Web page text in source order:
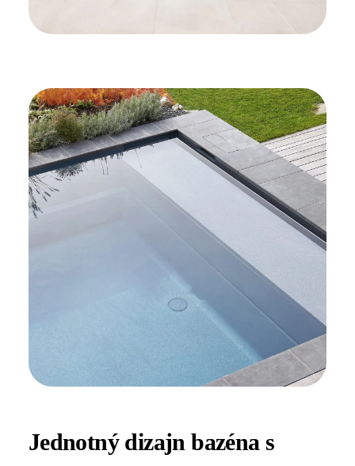
Jednotný dizajn bazéna s